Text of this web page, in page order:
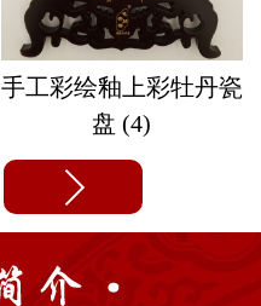
手工彩绘釉上彩牡丹瓷
盘 (4)